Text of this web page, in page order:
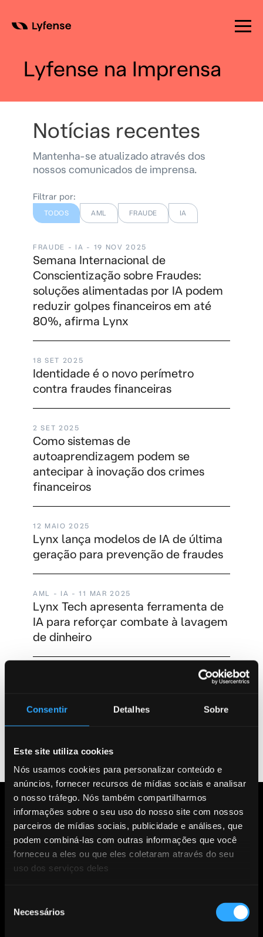
Consentir Detalhes Sobre
Este site utiliza cookies
Nós usamos cookies para personalizar conteúdo e
anúncios, fornecer recursos de mídias sociais e analisar
o nosso tráfego. Nós também compartilharmos
informações sobre o seu uso do nosso site com nossos
parceiros de mídias sociais, publicidade e análises, que
podem combiná-las com outras informações que você
forneceu a eles ou que eles coletaram através do seu
uso dos serviços deles
Necessários
Lyfense na Imprensa
Notícias recentes
Mantenha-se atualizado através dos
nossos comunicados de imprensa.
Filtrar por:
TODOS AML FRAUDE IA
FRAUDE - IA - 19 NOV 2025
Semana Internacional de
Conscientização sobre Fraudes:
soluções alimentadas por IA podem
reduzir golpes financeiros em até
80%, afirma Lynx
18 SET 2025
Identidade é o novo perímetro
contra fraudes financeiras
2 SET 2025
Como sistemas de
autoaprendizagem podem se
antecipar à inovação dos crimes
financeiros
12 MAIO 2025
Lynx lança modelos de IA de última
geração para prevenção de fraudes
AML - IA - 11 MAR 2025
Lynx Tech apresenta ferramenta de
IA para reforçar combate à lavagem
de dinheiro
Empresas de prevenção a fraudes se
unem para combater criminosos
CARREGAR MAIS
Entre em contato.
Entre em contato com nossa equipe
de especialistas para saber como